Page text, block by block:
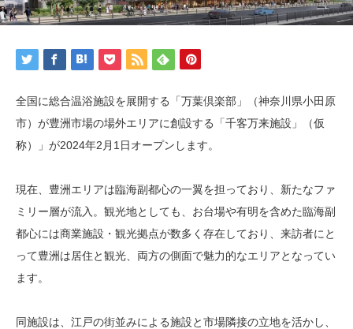
全国に総合温浴施設を展開する「万葉倶楽部」（神奈川県小田原
市）が豊洲市場の場外エリアに創設する「千客万来施設」（仮
称）」が2024年2月1日オープンします。
現在、豊洲エリアは臨海副都心の一翼を担っており、新たなファ
ミリー層が流入。観光地としても、お台場や有明を含めた臨海副
都心には商業施設・観光拠点が数多く存在しており、来訪者にと
って豊洲は居住と観光、両方の側面で魅力的なエリアとなってい
ます。
同施設は、江戸の街並みによる施設と市場隣接の立地を活かし、